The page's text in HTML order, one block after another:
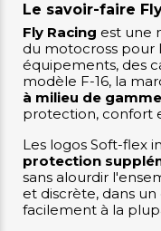
Le savoir-faire
Fly Racing est une
du motocross pour
équipements, des
modèle F-16, la
à milieu de gamme
protection, confort
Les logos Soft-flex
protection
sans alourdir
et discrète, dans
facilement à la